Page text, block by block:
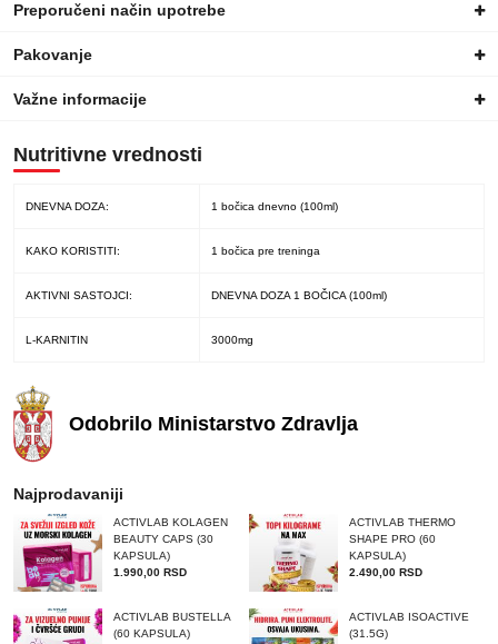
Preporučeni način upotrebe
Pakovanje
Važne informacije
Nutritivne vrednosti
DNEVNA DOZA: 1 bočica dnevno (100ml)
KAKO KORISTITI: 1 bočica pre treninga
AKTIVNI SASTOJCI: DNEVNA DOZA 1 BOČICA (100ml)
L-KARNITIN 3000mg
Odobrilo Ministarstvo Zdravlja
Najprodavaniji
ACTIVLAB KOLAGEN
BEAUTY CAPS (30
KAPSULA)
1.990,00 RSD
ACTIVLAB THERMO
SHAPE PRO (60
KAPSULA)
2.490,00 RSD
ACTIVLAB BUSTELLA
(60 KAPSULA)
ACTIVLAB ISOACTIVE
(31.5G)